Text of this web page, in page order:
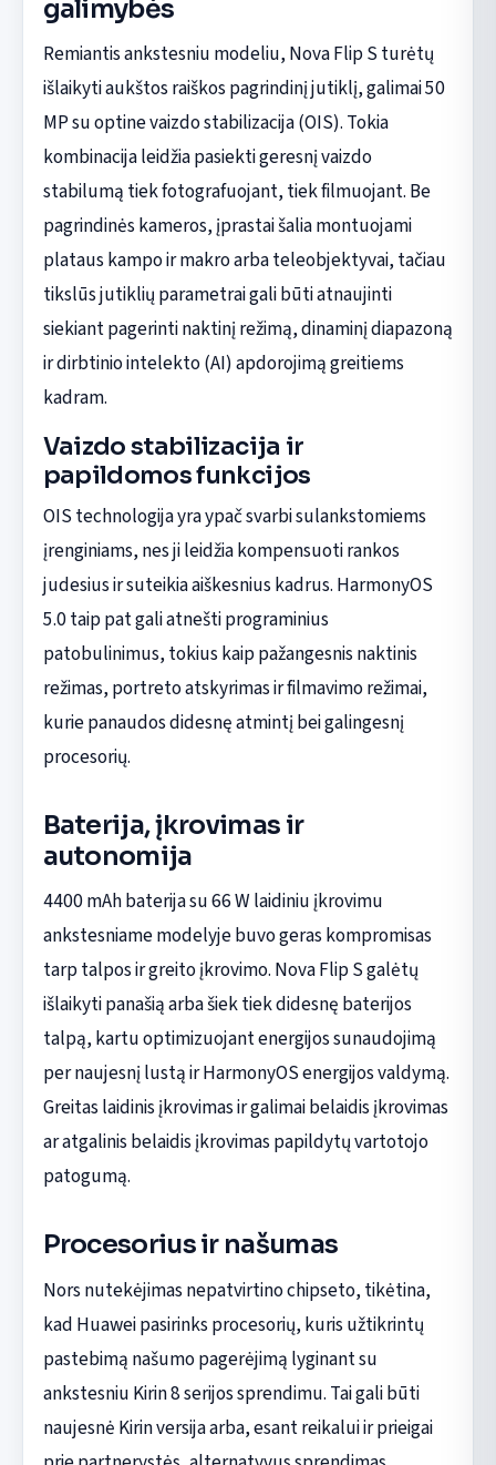
galimybės
Remiantis ankstesniu modeliu, Nova Flip S turėtų
išlaikyti aukštos raiškos pagrindinį jutiklį, galimai 50
MP su optine vaizdo stabilizacija (OIS). Tokia
kombinacija leidžia pasiekti geresnį vaizdo
stabilumą tiek fotografuojant, tiek filmuojant. Be
pagrindinės kameros, įprastai šalia montuojami
plataus kampo ir makro arba teleobjektyvai, tačiau
tikslūs jutiklių parametrai gali būti atnaujinti
siekiant pagerinti naktinį režimą, dinaminį diapazoną
ir dirbtinio intelekto (AI) apdorojimą greitiems
kadram.
Vaizdo stabilizacija ir
papildomos funkcijos
OIS technologija yra ypač svarbi sulankstomiems
įrenginiams, nes ji leidžia kompensuoti rankos
judesius ir suteikia aiškesnius kadrus. HarmonyOS
5.0 taip pat gali atnešti programinius
patobulinimus, tokius kaip pažangesnis naktinis
režimas, portreto atskyrimas ir filmavimo režimai,
kurie panaudos didesnę atmintį bei galingesnį
procesorių.
Baterija, įkrovimas ir
autonomija
4400 mAh baterija su 66 W laidiniu įkrovimu
ankstesniame modelyje buvo geras kompromisas
tarp talpos ir greito įkrovimo. Nova Flip S galėtų
išlaikyti panašią arba šiek tiek didesnę baterijos
talpą, kartu optimizuojant energijos sunaudojimą
per naujesnį lustą ir HarmonyOS energijos valdymą.
Greitas laidinis įkrovimas ir galimai belaidis įkrovimas
ar atgalinis belaidis įkrovimas papildytų vartotojo
patogumą.
Procesorius ir našumas
Nors nutekėjimas nepatvirtino chipseto, tikėtina,
kad Huawei pasirinks procesorių, kuris užtikrintų
pastebimą našumo pagerėjimą lyginant su
ankstesniu Kirin 8 serijos sprendimu. Tai gali būti
naujesnė Kirin versija arba, esant reikalui ir prieigai